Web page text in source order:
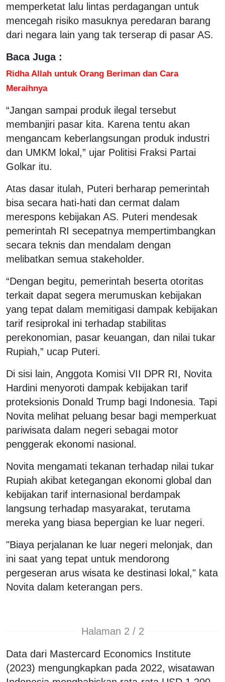
memperketat lalu lintas perdagangan untuk
mencegah risiko masuknya peredaran barang
dari negara lain yang tak terserap di pasar AS.
Baca Juga :
Ridha Allah untuk Orang Beriman dan Cara
Meraihnya
“Jangan sampai produk ilegal tersebut
membanjiri pasar kita. Karena tentu akan
mengancam keberlangsungan produk industri
dan UMKM lokal,” ujar Politisi Fraksi Partai
Golkar itu.
Atas dasar itulah, Puteri berharap pemerintah
bisa secara hati-hati dan cermat dalam
merespons kebijakan AS. Puteri mendesak
pemerintah RI secepatnya mempertimbangkan
secara teknis dan mendalam dengan
melibatkan semua stakeholder.
“Dengan begitu, pemerintah beserta otoritas
terkait dapat segera merumuskan kebijakan
yang tepat dalam memitigasi dampak kebijakan
tarif resiprokal ini terhadap stabilitas
perekonomian, pasar keuangan, dan nilai tukar
Rupiah,” ucap Puteri.
Di sisi lain, Anggota Komisi VII DPR RI, Novita
Hardini menyoroti dampak kebijakan tarif
proteksionis Donald Trump bagi Indonesia. Tapi
Novita melihat peluang besar bagi memperkuat
pariwisata dalam negeri sebagai motor
penggerak ekonomi nasional.
Novita mengamati tekanan terhadap nilai tukar
Rupiah akibat ketegangan ekonomi global dan
kebijakan tarif internasional berdampak
langsung terhadap masyarakat, terutama
mereka yang biasa bepergian ke luar negeri.
"Biaya perjalanan ke luar negeri melonjak, dan
ini saat yang tepat untuk mendorong
pergeseran arus wisata ke destinasi lokal," kata
Novita dalam keterangan pers.
Halaman 2 / 2
Data dari Mastercard Economics Institute
(2023) mengungkapkan pada 2022, wisatawan